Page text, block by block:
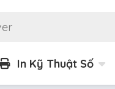
In Kỹ Thuật Số